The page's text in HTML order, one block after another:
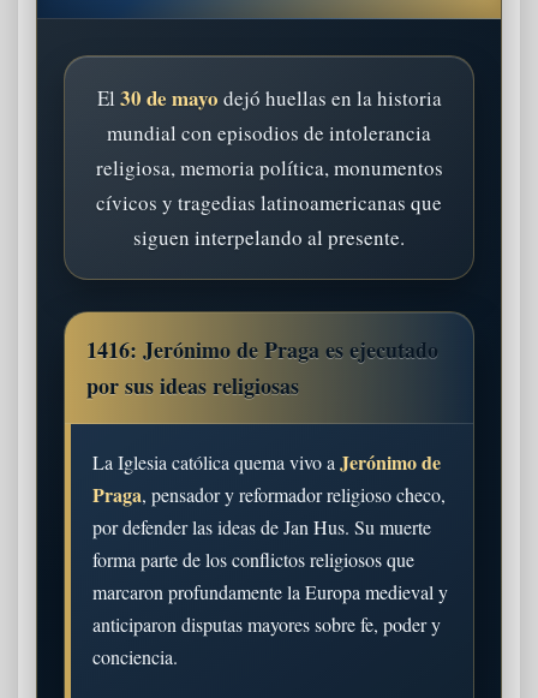
El 30 de mayo dejó huellas en la historia
mundial con episodios de intolerancia
religiosa, memoria política, monumentos
cívicos y tragedias latinoamericanas que
siguen interpelando al presente.
1416: Jerónimo de Praga es ejecutado
por sus ideas religiosas
La Iglesia católica quema vivo a Jerónimo de
Praga, pensador y reformador religioso checo,
por defender las ideas de Jan Hus. Su muerte
forma parte de los conflictos religiosos que
marcaron profundamente la Europa medieval y
anticiparon disputas mayores sobre fe, poder y
conciencia.